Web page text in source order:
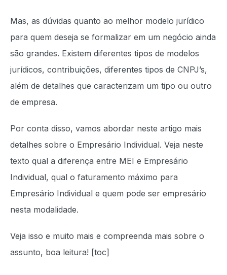
Mas, as dúvidas quanto ao melhor modelo jurídico
para quem deseja se formalizar em um negócio ainda
são grandes. Existem diferentes tipos de modelos
jurídicos, contribuições, diferentes tipos de CNPJ’s,
além de detalhes que caracterizam um tipo ou outro
de empresa.
Por conta disso, vamos abordar neste artigo mais
detalhes sobre o Empresário Individual. Veja neste
texto qual a diferença entre MEI e Empresário
Individual, qual o faturamento máximo para
Empresário Individual e quem pode ser empresário
nesta modalidade.
Veja isso e muito mais e compreenda mais sobre o
assunto, boa leitura! [toc]